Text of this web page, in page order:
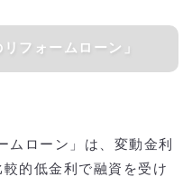
リフォームローン」
ムローン」は、変動金利
的低金利で融資を受け